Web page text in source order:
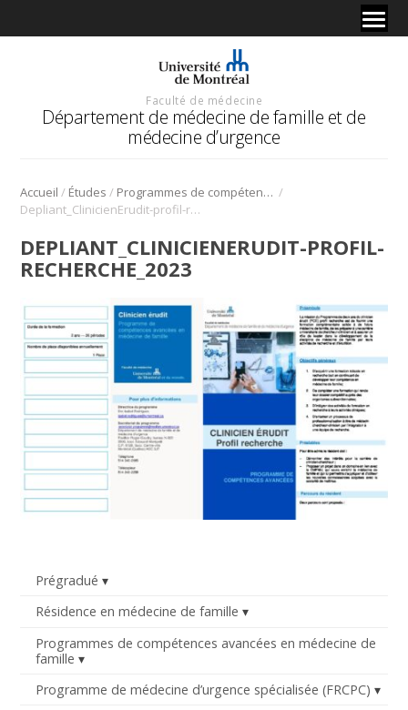
Faculté de médecine
Département de médecine de famille et de
médecine d’urgence
Accueil / Études / Programmes de compétences avancées en médecine de famille /
Depliant_ClinicienErudit-profil-recherche_2023
Prégradué
Résidence en médecine de famille
Programmes de compétences avancées en médecine de
famille
Programme de médecine d’urgence spécialisée (FRCPC)
DEPLIANT_CLINICIENERUDIT-PROFIL-
RECHERCHE_2023